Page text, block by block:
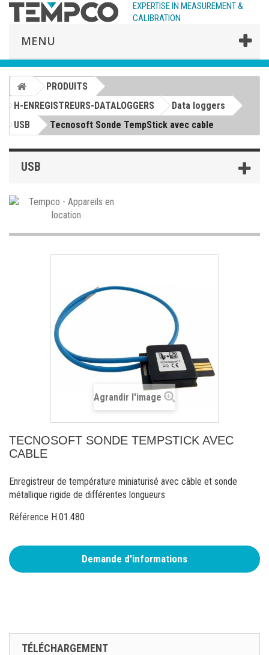
EXPERTISE IN MEASUREMENT &
CALIBRATION
MENU
PRODUITS
H-ENREGISTREURS-DATALOGGERS
Data loggers
USB
Tecnosoft Sonde TempStick avec cable
USB
Agrandir l'image
TECNOSOFT SONDE TEMPSTICK AVEC
CABLE
Enregistreur de température miniaturisé avec câble et sonde
métallique rigide de différentes longueurs
Référence H.01.480
Demande d'informations
TÉLÉCHARGEMENT